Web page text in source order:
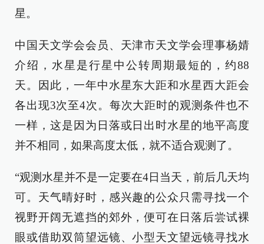
星。
中国天文学会会员、天津市天文学会理事杨婧
介绍，水星是行星中公转周期最短的，约88
天。因此，一年中水星东大距和水星西大距会
各出现3次至4次。每次大距时的观测条件也不
一样，这是因为日落或日出时水星的地平高度
并不相同，如果高度太低，就不适合观测了。
“观测水星并不是一定要在4日当天，前后几天均
可。天气晴好时，感兴趣的公众只需寻找一个
视野开阔无遮挡的郊外，便可在日落后尝试裸
眼或借助双筒望远镜、小型天文望远镜寻找水